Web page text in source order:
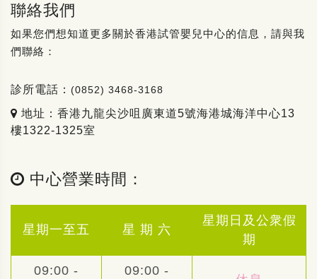
聯絡我們
如果您們想知道更多關於香港試管嬰兒中心的信息，請與我
們聯絡：
診所電話： (0852) 3468-3168
地址：香港九龍尖沙咀廣東道5號海港城海洋中心13
樓1322-1325室
中心營業時間：
星期一至五 星 期 六
星期日及公衆假
期
09:00 - 09:00 -